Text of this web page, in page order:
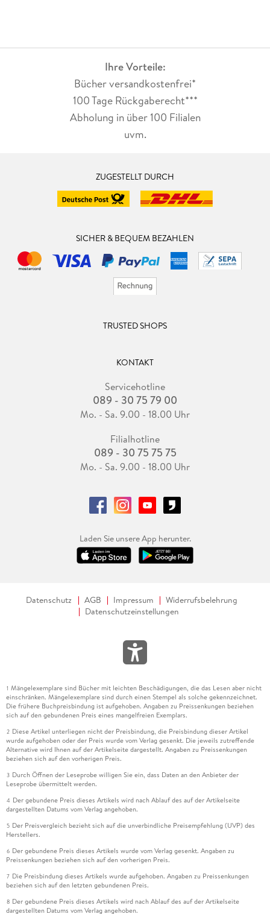
Ihre Vorteile:
Bücher versandkostenfrei*
100 Tage Rückgaberecht***
Abholung in über 100 Filialen
uvm.
ZUGESTELLT DURCH
SICHER & BEQUEM BEZAHLEN
TRUSTED SHOPS
KONTAKT
Servicehotline
089 - 30 75 79 00
Mo. - Sa. 9.00 - 18.00 Uhr
Filialhotline
089 - 30 75 75 75
Mo. - Sa. 9.00 - 18.00 Uhr
Laden Sie unsere App herunter.
Datenschutz AGB Impressum
Widerrufsbelehrung
Datenschutzeinstellungen
1 Mängelexemplare sind Bücher mit leichten Beschädigungen, die das Lesen aber nicht
einschränken. Mängelexemplare sind durch einen Stempel als solche gekennzeichnet.
Die frühere Buchpreisbindung ist aufgehoben. Angaben zu Preissenkungen beziehen
sich auf den gebundenen Preis eines mangelfreien Exemplars.
2 Diese Artikel unterliegen nicht der Preisbindung, die Preisbindung dieser Artikel
wurde aufgehoben oder der Preis wurde vom Verlag gesenkt. Die jeweils zutreffende
Alternative wird Ihnen auf der Artikelseite dargestellt. Angaben zu Preissenkungen
beziehen sich auf den vorherigen Preis.
3 Durch Öffnen der Leseprobe willigen Sie ein, dass Daten an den Anbieter der
Leseprobe übermittelt werden.
4 Der gebundene Preis dieses Artikels wird nach Ablauf des auf der Artikelseite
dargestellten Datums vom Verlag angehoben.
5 Der Preisvergleich bezieht sich auf die unverbindliche Preisempfehlung (UVP) des
Herstellers.
6 Der gebundene Preis dieses Artikels wurde vom Verlag gesenkt. Angaben zu
Preissenkungen beziehen sich auf den vorherigen Preis.
7 Die Preisbindung dieses Artikels wurde aufgehoben. Angaben zu Preissenkungen
beziehen sich auf den letzten gebundenen Preis.
8 Der gebundene Preis dieses Artikels wird nach Ablauf des auf der Artikelseite
dargestellten Datums vom Verlag angehoben.